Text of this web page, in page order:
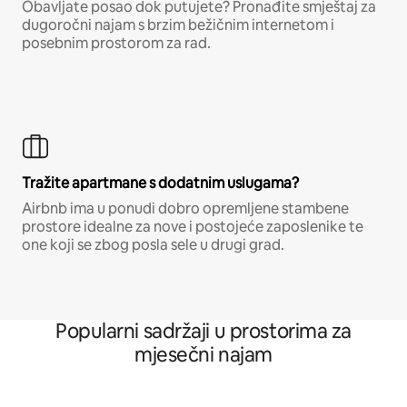
Obavljate posao dok putujete? Pronađite smještaj za
dugoročni najam s brzim bežičnim internetom i
posebnim prostorom za rad.
Tražite apartmane s dodatnim uslugama?
Airbnb ima u ponudi dobro opremljene stambene
prostore idealne za nove i postojeće zaposlenike te
one koji se zbog posla sele u drugi grad.
Popularni sadržaji u prostorima za
mjesečni najam